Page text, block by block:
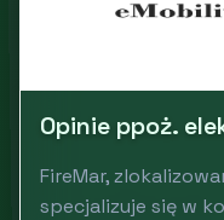
Opinie ppoż.
FireMar,
specjalizuje się w